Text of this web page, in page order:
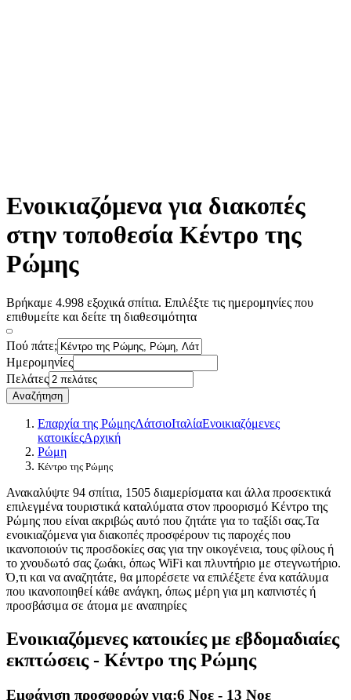
Ενοικιαζόμενα για διακοπές
στην τοποθεσία Κέντρο της
Ρώμης
Βρήκαμε 4.998 εξοχικά σπίτια. Επιλέξτε τις ημερομηνίες που
επιθυμείτε και δείτε τη διαθεσιμότητα
Πού πάτε;
Ημερομηνίες
Πελάτες
Αναζήτηση
Επαρχία της ΡώμηςΛάτσιοΙταλίαΕνοικιαζόμενες
κατοικίεςΑρχική
Ρώμη
Κέντρο της Ρώμης
Ανακαλύψτε 94 σπίτια, 1505 διαμερίσματα και άλλα προσεκτικά
επιλεγμένα τουριστικά καταλύματα στον προορισμό Κέντρο της
Ρώμης που είναι ακριβώς αυτό που ζητάτε για το ταξίδι σας.Τα
ενοικιαζόμενα για διακοπές προσφέρουν τις παροχές που
ικανοποιούν τις προσδοκίες σας για την οικογένεια, τους φίλους ή
το χνουδωτό σας ζωάκι, όπως WiFi και πλυντήριο με στεγνωτήριο.
Ό,τι και να αναζητάτε, θα μπορέσετε να επιλέξετε ένα κατάλυμα
που ικανοποιηθεί κάθε ανάγκη, όπως μέρη για μη καπνιστές ή
προσβάσιμα σε άτομα με αναπηρίες
Ενοικιαζόμενες κατοικίες με εβδομαδιαίες
εκπτώσεις - Κέντρο της Ρώμης
Εμφάνιση προσφορών για:6 Νοε - 13 Νοε